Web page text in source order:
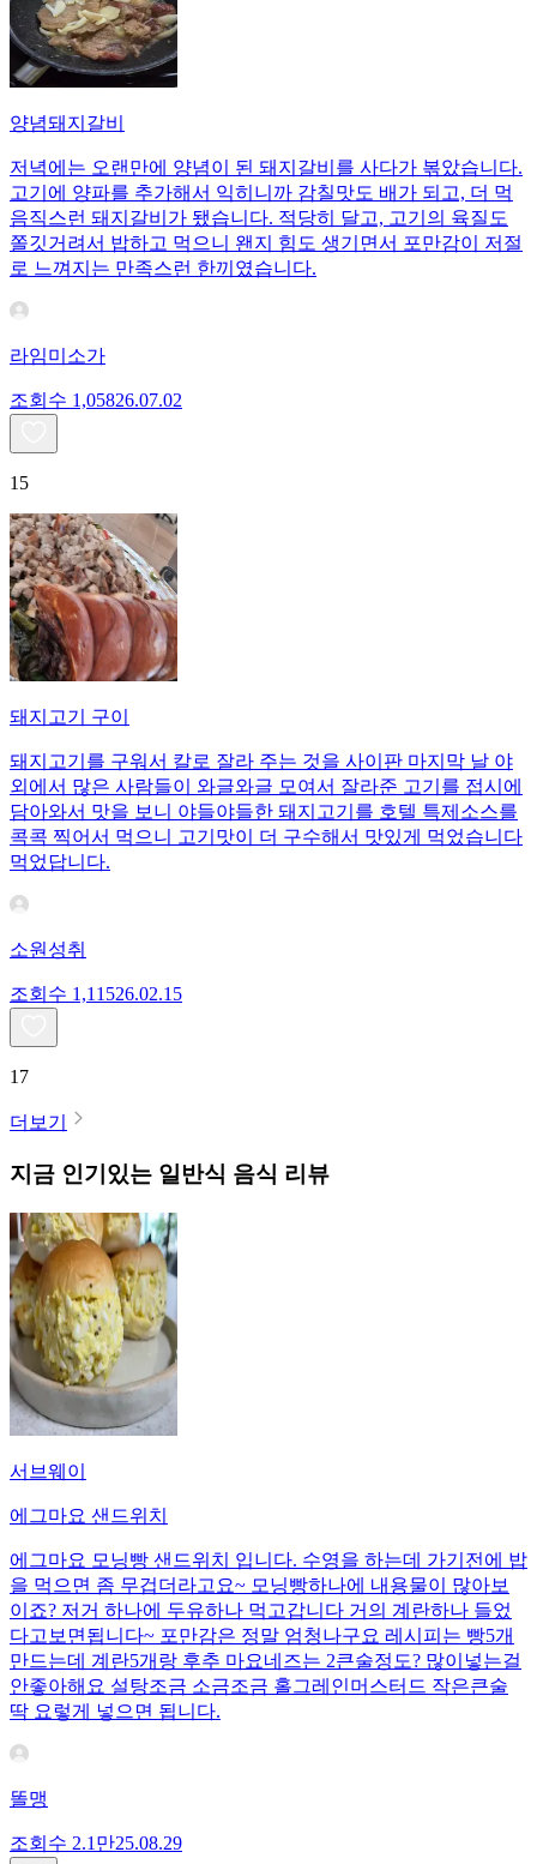
양념돼지갈비
저녁에는 오랜만에 양념이 된 돼지갈비를 사다가 볶았습니다.
고기에 양파를 추가해서 익히니까 감칠맛도 배가 되고, 더 먹
음직스런 돼지갈비가 됐습니다. 적당히 달고, 고기의 육질도
쫄깃거려서 밥하고 먹으니 왠지 힘도 생기면서 포만감이 저절
로 느껴지는 만족스런 한끼였습니다.
라임미소가
조회수 1,05826.07.02
15
돼지고기 구이
돼지고기를 구워서 칼로 잘라 주는 것을 사이판 마지막 날 야
외에서 많은 사람들이 와글와글 모여서 잘라준 고기를 접시에
담아와서 맛을 보니 야들야들한 돼지고기를 호텔 특제소스를
콕콕 찍어서 먹으니 고기맛이 더 구수해서 맛있게 먹었습니다
먹었답니다.
소원성취
조회수 1,11526.02.15
17
더보기
지금 인기있는 일반식 음식 리뷰
서브웨이
에그마요 샌드위치
에그마요 모닝빵 샌드위치 입니다. 수영을 하는데 가기전에 밥
을 먹으면 좀 무겁더라고요~ 모닝빵하나에 내용물이 많아보
이죠? 저거 하나에 두유하나 먹고갑니다 거의 계란하나 들었
다고보면됩니다~ 포만감은 정말 엄청나구요 레시피는 빵5개
만드는데 계란5개랑 후추 마요네즈는 2큰술정도? 많이넣는걸
안좋아해요 설탕조금 소금조금 홀그레인머스터드 작은큰술
딱 요렇게 넣으면 됩니다.
똘맹
조회수 2.1만25.08.29